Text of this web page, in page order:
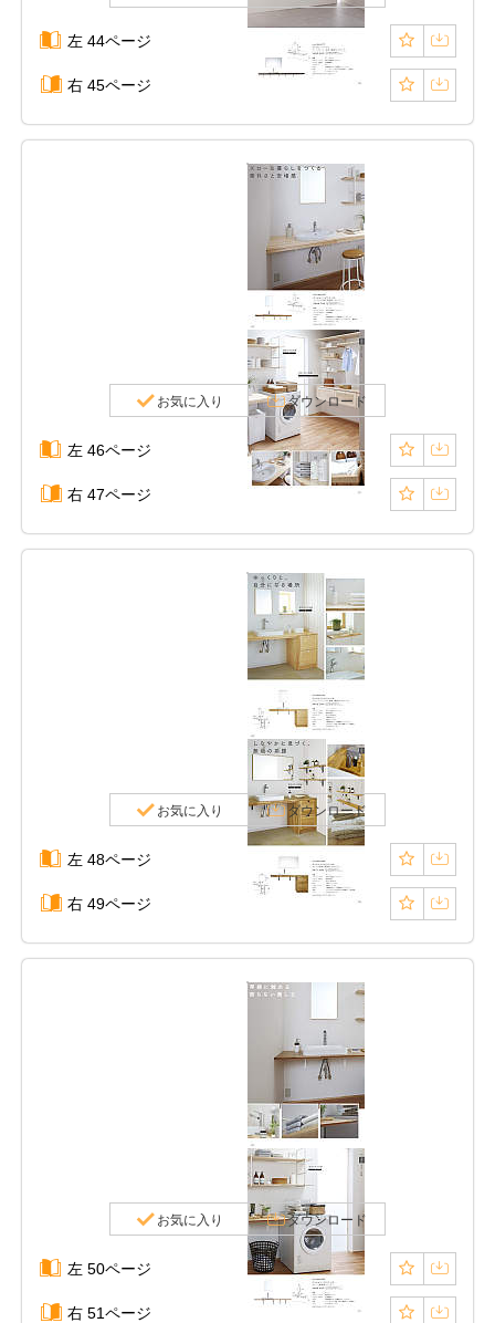
左 44ページ
右 45ページ
お気に入り ダウンロード
左 46ページ
右 47ページ
お気に入り ダウンロード
左 48ページ
右 49ページ
お気に入り ダウンロード
左 50ページ
右 51ページ